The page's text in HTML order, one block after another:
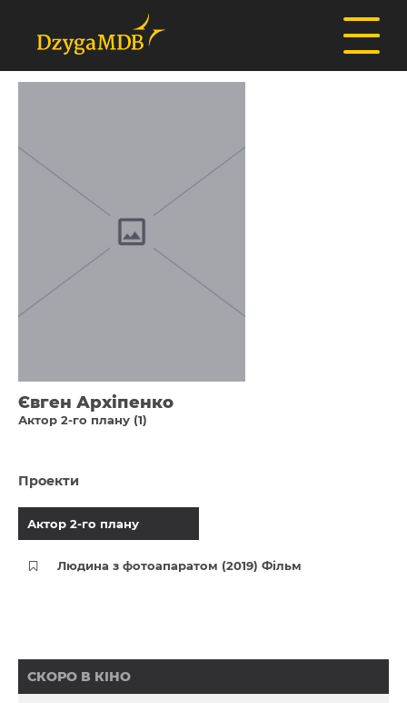
Євген Архіпенко
Актор 2-го плану (1)
Проекти
Актор 2-го плану
Людина з фотоапаратом (2019) Фільм
СКОРО В КІНО